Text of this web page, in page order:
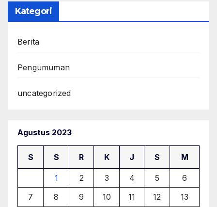
Kategori
Berita
Pengumuman
uncategorized
Agustus 2023
S S R K J S M
1 2 3 4 5
6
7
8 9 10 11 12 13